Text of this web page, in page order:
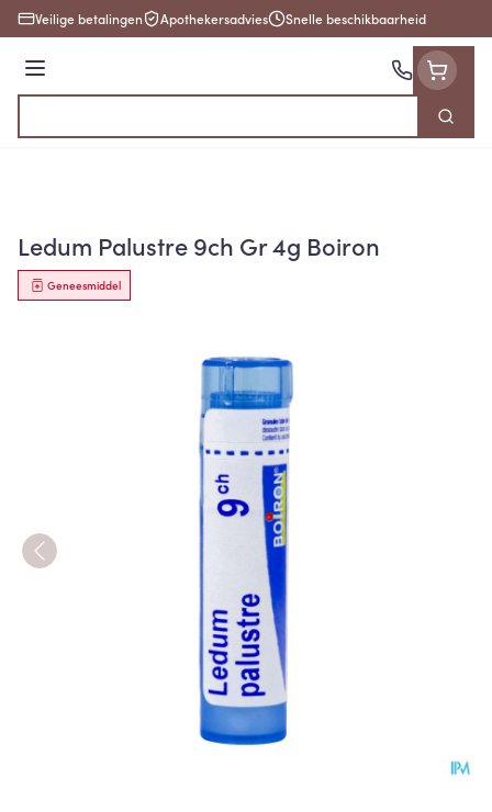
Ga naar de inhoud
Veilige betalingen Apothekersadvies Snelle beschikbaarheid
Menu
Zoek
Ledum Palustre 9ch Gr 4g Boiron
Geneesmiddel